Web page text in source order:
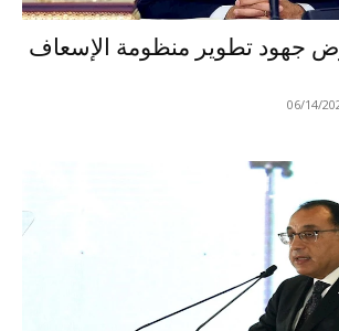
جهود تطوير منظومة الإسعاف
06/14/